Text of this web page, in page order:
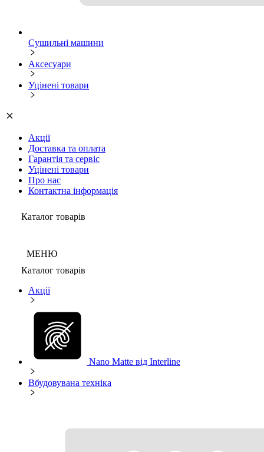
Сушильні машини
Аксесуари
Уцінені товари
Акції
Доставка та оплата
Гарантія та сервіс
Уцінені товари
Про нас
Контактна інформація
Каталог товарів
МЕНЮ
Каталог товарів
Акції
Nano Matte від Interline
Вбудовувана техніка